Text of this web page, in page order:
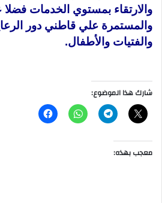
والارتقاء بمستوي الخدمات فضلا
والمستمرة علي قاطني دور
والفتيات والأطفال.
شارك هذا الموضوع:
معجب بهذه: